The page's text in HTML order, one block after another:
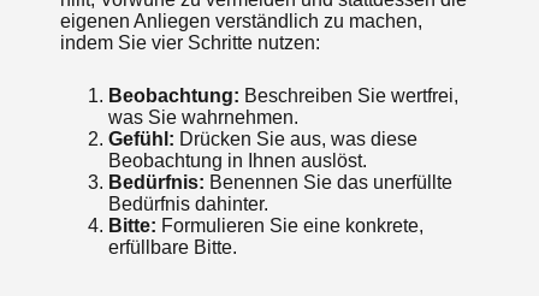
eigenen Anliegen verständlich zu machen,
indem Sie vier Schritte nutzen:
Beobachtung: Beschreiben Sie wertfrei,
was Sie wahrnehmen.
Gefühl: Drücken Sie aus, was diese
Beobachtung in Ihnen auslöst.
Bedürfnis: Benennen Sie das unerfüllte
Bedürfnis dahinter.
Bitte: Formulieren Sie eine konkrete,
erfüllbare Bitte.